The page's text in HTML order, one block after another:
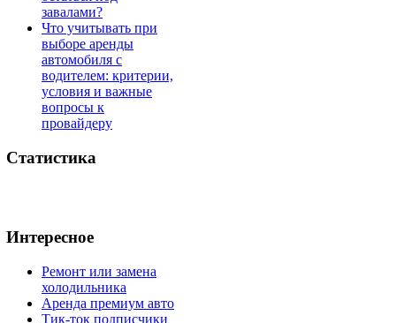
завалами?
Что учитывать при
выборе аренды
автомобиля с
водителем: критерии,
условия и важные
вопросы к
провайдеру
Статистика
Интересное
Ремонт или замена
холодильника
Аренда премиум авто
Тик-ток подписчики